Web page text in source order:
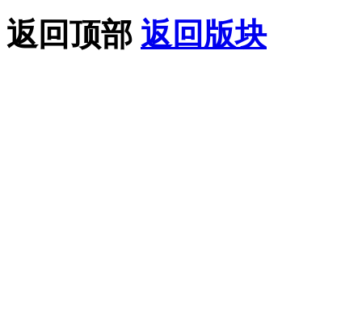
返回顶部 返回版块